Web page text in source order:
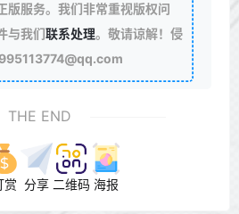
版服务。我们非常重视版权问
与我们联系处理。敬请谅解！侵
THE END
赏 分享 二维码 海报